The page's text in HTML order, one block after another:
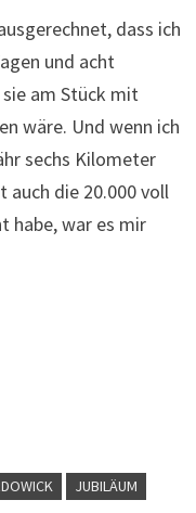
dass ich
und acht
am Stück mit
wäre. Und wenn ich
sechs Kilometer
die 20.000 voll
habe, war es mir
JUBILÄUM